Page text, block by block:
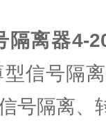
隔离器4-
信号隔
号隔离、